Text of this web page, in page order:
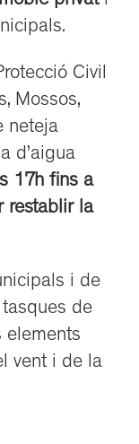
Civil
Mossos,
neteja
d’aigua
17h fins a
restablir la
i de
de
elements
vent i de la